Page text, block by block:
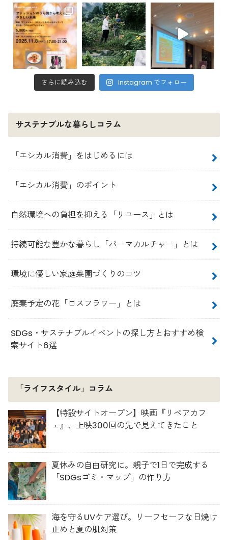
さらに読み込む Instagram でフォロー
サステナブルな暮らしコラム
「エシカル消費」をはじめるには
「エシカル消費」のポイント
自然環境への負担を抑える「リユース」とは
持続可能な豊かな暮らし「パーマカルチャー」とは
環境に優しい家庭菜園づくりのコツ
廃棄予定の花「ロスフラワー」とは
SDGs・サステナブルイベントの探し方とおすすめ検
索サイト6選
「ライフスタイル」コラム
【特設サイトオープン】映画『リペアカフ
ェ』、上映300回の先で見えてきたこと
夏休みの自由研究に。親子で1日で完成する
「SDGsゴミ・マップ」の作り方
海を守るUVケア選び。リーフセーフな日焼け
止めと夏の肌対策